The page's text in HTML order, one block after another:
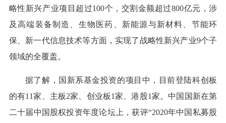
略性新兴产业项目超过100个，交割金额超过800亿元，涉
及高端装备制造、生物医药、新能源与新材料、节能环
保、新一代信息技术等方面，实现了战略性新兴产业9个子
领域的全覆盖。
据了解，国新系基金投资的项目中，目前登陆科创板
的有11家、主板2家、创业板1家、港股1家。中国国新在第
二十届中国股权投资年度论坛上，获评“2020年中国私募股